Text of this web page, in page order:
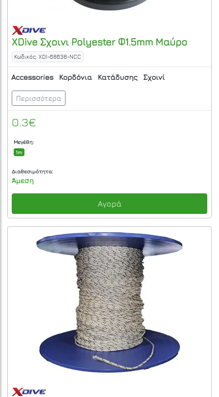
XDive Σχοινι Polyester Φ1.5mm Μαύρο
Κωδικός: XDI-68638-NCC
Accessories Κορδόνια Κατάδυσης Σχοινί
Περισσότερα
0.3€
Μεγέθη:
1m
Διαθεσιμότητα:
Άμεση
Αγορά